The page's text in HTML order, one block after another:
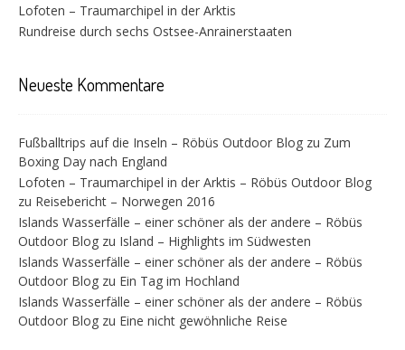
Lofoten – Traumarchipel in der Arktis
Rundreise durch sechs Ostsee-Anrainerstaaten
Neueste Kommentare
Fußballtrips auf die Inseln – Röbüs Outdoor Blog zu Zum
Boxing Day nach England
Lofoten – Traumarchipel in der Arktis – Röbüs Outdoor Blog
zu Reisebericht – Norwegen 2016
Islands Wasserfälle – einer schöner als der andere – Röbüs
Outdoor Blog zu Island – Highlights im Südwesten
Islands Wasserfälle – einer schöner als der andere – Röbüs
Outdoor Blog zu Ein Tag im Hochland
Islands Wasserfälle – einer schöner als der andere – Röbüs
Outdoor Blog zu Eine nicht gewöhnliche Reise